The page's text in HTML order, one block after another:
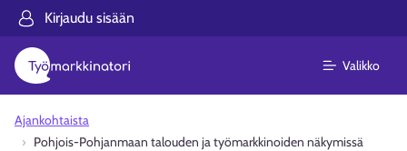
Kirjaudu sisään
Valikko
Ajankohtaista
Pohjois-Pohjanmaan talouden ja työmarkkinoiden näkymissä